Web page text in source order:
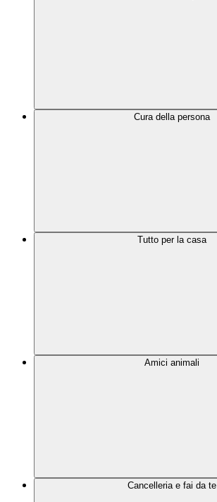
Cura della persona
Tutto per la casa
Amici animali
Cancelleria e fai da te